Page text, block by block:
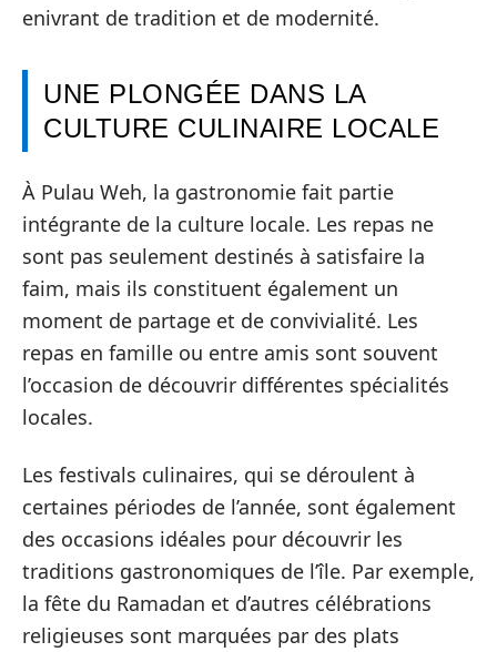
enivrant de tradition et de modernité.
UNE PLONGÉE DANS LA
CULTURE CULINAIRE LOCALE
À Pulau Weh, la gastronomie fait partie
intégrante de la culture locale. Les repas ne
sont pas seulement destinés à satisfaire la
faim, mais ils constituent également un
moment de partage et de convivialité. Les
repas en famille ou entre amis sont souvent
l’occasion de découvrir différentes spécialités
locales.
Les festivals culinaires, qui se déroulent à
certaines périodes de l’année, sont également
des occasions idéales pour découvrir les
traditions gastronomiques de l’île. Par exemple,
la fête du Ramadan et d’autres célébrations
religieuses sont marquées par des plats